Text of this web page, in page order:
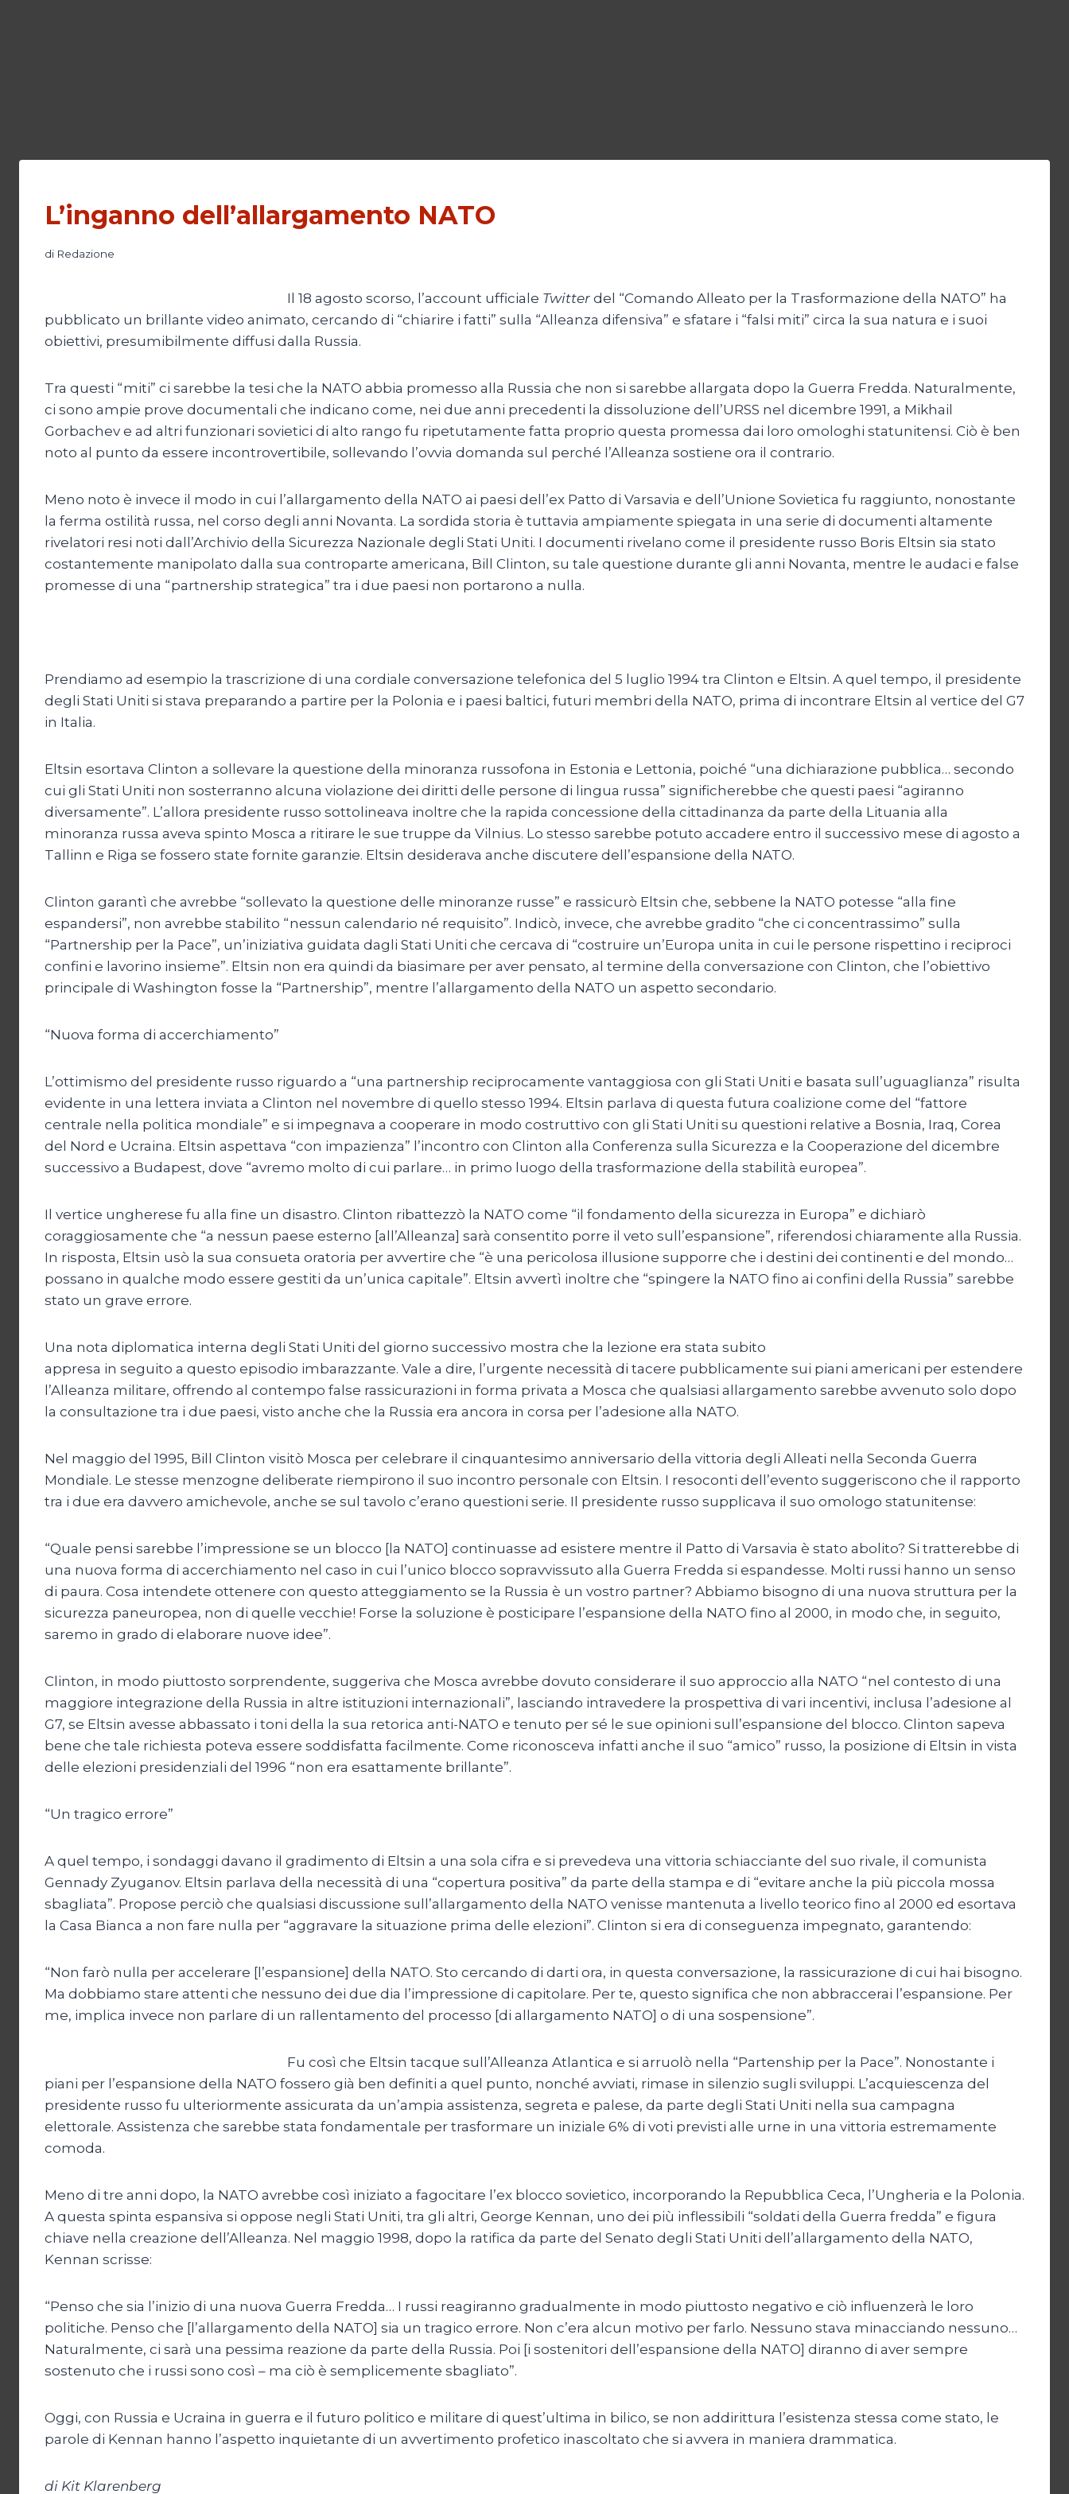
L’inganno dell’allargamento NATO
di Redazione
Il 18 agosto scorso, l’account ufficiale Twitter del “Comando Alleato per la Trasformazione della NATO” ha
pubblicato un brillante video animato, cercando di “chiarire i fatti” sulla “Alleanza difensiva” e sfatare i “falsi miti” circa la sua natura e i suoi
obiettivi, presumibilmente diffusi dalla Russia.
Tra questi “miti” ci sarebbe la tesi che la NATO abbia promesso alla Russia che non si sarebbe allargata dopo la Guerra Fredda. Naturalmente,
ci sono ampie prove documentali che indicano come, nei due anni precedenti la dissoluzione dell’URSS nel dicembre 1991, a Mikhail
Gorbachev e ad altri funzionari sovietici di alto rango fu ripetutamente fatta proprio questa promessa dai loro omologhi statunitensi. Ciò è ben
noto al punto da essere incontrovertibile, sollevando l’ovvia domanda sul perché l’Alleanza sostiene ora il contrario.
Meno noto è invece il modo in cui l’allargamento della NATO ai paesi dell’ex Patto di Varsavia e dell’Unione Sovietica fu raggiunto, nonostante
la ferma ostilità russa, nel corso degli anni Novanta. La sordida storia è tuttavia ampiamente spiegata in una serie di documenti altamente
rivelatori resi noti dall’Archivio della Sicurezza Nazionale degli Stati Uniti. I documenti rivelano come il presidente russo Boris Eltsin sia stato
costantemente manipolato dalla sua controparte americana, Bill Clinton, su tale questione durante gli anni Novanta, mentre le audaci e false
promesse di una “partnership strategica” tra i due paesi non portarono a nulla.
Prendiamo ad esempio la trascrizione di una cordiale conversazione telefonica del 5 luglio 1994 tra Clinton e Eltsin. A quel tempo, il presidente
degli Stati Uniti si stava preparando a partire per la Polonia e i paesi baltici, futuri membri della NATO, prima di incontrare Eltsin al vertice del G7
in Italia.
Eltsin esortava Clinton a sollevare la questione della minoranza russofona in Estonia e Lettonia, poiché “una dichiarazione pubblica… secondo
cui gli Stati Uniti non sosterranno alcuna violazione dei diritti delle persone di lingua russa” significherebbe che questi paesi “agiranno
diversamente”. L’allora presidente russo sottolineava inoltre che la rapida concessione della cittadinanza da parte della Lituania alla
minoranza russa aveva spinto Mosca a ritirare le sue truppe da Vilnius. Lo stesso sarebbe potuto accadere entro il successivo mese di agosto a
Tallinn e Riga se fossero state fornite garanzie. Eltsin desiderava anche discutere dell’espansione della NATO.
Clinton garantì che avrebbe “sollevato la questione delle minoranze russe” e rassicurò Eltsin che, sebbene la NATO potesse “alla fine
espandersi”, non avrebbe stabilito “nessun calendario né requisito”. Indicò, invece, che avrebbe gradito “che ci concentrassimo” sulla
“Partnership per la Pace”, un’iniziativa guidata dagli Stati Uniti che cercava di “costruire un’Europa unita in cui le persone rispettino i reciproci
confini e lavorino insieme”. Eltsin non era quindi da biasimare per aver pensato, al termine della conversazione con Clinton, che l’obiettivo
principale di Washington fosse la “Partnership”, mentre l’allargamento della NATO un aspetto secondario.
“Nuova forma di accerchiamento”
L’ottimismo del presidente russo riguardo a “una partnership reciprocamente vantaggiosa con gli Stati Uniti e basata sull’uguaglianza” risulta
evidente in una lettera inviata a Clinton nel novembre di quello stesso 1994. Eltsin parlava di questa futura coalizione come del “fattore
centrale nella politica mondiale” e si impegnava a cooperare in modo costruttivo con gli Stati Uniti su questioni relative a Bosnia, Iraq, Corea
del Nord e Ucraina. Eltsin aspettava “con impazienza” l’incontro con Clinton alla Conferenza sulla Sicurezza e la Cooperazione del dicembre
successivo a Budapest, dove “avremo molto di cui parlare… in primo luogo della trasformazione della stabilità europea”.
Il vertice ungherese fu alla fine un disastro. Clinton ribattezzò la NATO come “il fondamento della sicurezza in Europa” e dichiarò
coraggiosamente che “a nessun paese esterno [all’Alleanza] sarà consentito porre il veto sull’espansione”, riferendosi chiaramente alla Russia.
In risposta, Eltsin usò la sua consueta oratoria per avvertire che “è una pericolosa illusione supporre che i destini dei continenti e del mondo…
possano in qualche modo essere gestiti da un’unica capitale”. Eltsin avvertì inoltre che “spingere la NATO fino ai confini della Russia” sarebbe
stato un grave errore.
Una nota diplomatica interna degli Stati Uniti del giorno successivo mostra che la lezione era stata subito
appresa in seguito a questo episodio imbarazzante. Vale a dire, l’urgente necessità di tacere pubblicamente sui piani americani per estendere
l’Alleanza militare, offrendo al contempo false rassicurazioni in forma privata a Mosca che qualsiasi allargamento sarebbe avvenuto solo dopo
la consultazione tra i due paesi, visto anche che la Russia era ancora in corsa per l’adesione alla NATO.
Nel maggio del 1995, Bill Clinton visitò Mosca per celebrare il cinquantesimo anniversario della vittoria degli Alleati nella Seconda Guerra
Mondiale. Le stesse menzogne deliberate riempirono il suo incontro personale con Eltsin. I resoconti dell’evento suggeriscono che il rapporto
tra i due era davvero amichevole, anche se sul tavolo c’erano questioni serie. Il presidente russo supplicava il suo omologo statunitense:
“Quale pensi sarebbe l’impressione se un blocco [la NATO] continuasse ad esistere mentre il Patto di Varsavia è stato abolito? Si tratterebbe di
una nuova forma di accerchiamento nel caso in cui l’unico blocco sopravvissuto alla Guerra Fredda si espandesse. Molti russi hanno un senso
di paura. Cosa intendete ottenere con questo atteggiamento se la Russia è un vostro partner? Abbiamo bisogno di una nuova struttura per la
sicurezza paneuropea, non di quelle vecchie! Forse la soluzione è posticipare l’espansione della NATO fino al 2000, in modo che, in seguito,
saremo in grado di elaborare nuove idee”.
Clinton, in modo piuttosto sorprendente, suggeriva che Mosca avrebbe dovuto considerare il suo approccio alla NATO “nel contesto di una
maggiore integrazione della Russia in altre istituzioni internazionali”, lasciando intravedere la prospettiva di vari incentivi, inclusa l’adesione al
G7, se Eltsin avesse abbassato i toni della la sua retorica anti-NATO e tenuto per sé le sue opinioni sull’espansione del blocco. Clinton sapeva
bene che tale richiesta poteva essere soddisfatta facilmente. Come riconosceva infatti anche il suo “amico” russo, la posizione di Eltsin in vista
delle elezioni presidenziali del 1996 “non era esattamente brillante”.
“Un tragico errore”
A quel tempo, i sondaggi davano il gradimento di Eltsin a una sola cifra e si prevedeva una vittoria schiacciante del suo rivale, il comunista
Gennady Zyuganov. Eltsin parlava della necessità di una “copertura positiva” da parte della stampa e di “evitare anche la più piccola mossa
sbagliata”. Propose perciò che qualsiasi discussione sull’allargamento della NATO venisse mantenuta a livello teorico fino al 2000 ed esortava
la Casa Bianca a non fare nulla per “aggravare la situazione prima delle elezioni”. Clinton si era di conseguenza impegnato, garantendo:
“Non farò nulla per accelerare [l’espansione] della NATO. Sto cercando di darti ora, in questa conversazione, la rassicurazione di cui hai bisogno.
Ma dobbiamo stare attenti che nessuno dei due dia l’impressione di capitolare. Per te, questo significa che non abbraccerai l’espansione. Per
me, implica invece non parlare di un rallentamento del processo [di allargamento NATO] o di una sospensione”.
Fu così che Eltsin tacque sull’Alleanza Atlantica e si arruolò nella “Partenship per la Pace”. Nonostante i
piani per l’espansione della NATO fossero già ben definiti a quel punto, nonché avviati, rimase in silenzio sugli sviluppi. L’acquiescenza del
presidente russo fu ulteriormente assicurata da un’ampia assistenza, segreta e palese, da parte degli Stati Uniti nella sua campagna
elettorale. Assistenza che sarebbe stata fondamentale per trasformare un iniziale 6% di voti previsti alle urne in una vittoria estremamente
comoda.
Meno di tre anni dopo, la NATO avrebbe così iniziato a fagocitare l’ex blocco sovietico, incorporando la Repubblica Ceca, l’Ungheria e la Polonia.
A questa spinta espansiva si oppose negli Stati Uniti, tra gli altri, George Kennan, uno dei più inflessibili “soldati della Guerra fredda” e figura
chiave nella creazione dell’Alleanza. Nel maggio 1998, dopo la ratifica da parte del Senato degli Stati Uniti dell’allargamento della NATO,
Kennan scrisse:
“Penso che sia l’inizio di una nuova Guerra Fredda… I russi reagiranno gradualmente in modo piuttosto negativo e ciò influenzerà le loro
politiche. Penso che [l’allargamento della NATO] sia un tragico errore. Non c’era alcun motivo per farlo. Nessuno stava minacciando nessuno…
Naturalmente, ci sarà una pessima reazione da parte della Russia. Poi [i sostenitori dell’espansione della NATO] diranno di aver sempre
sostenuto che i russi sono così – ma ciò è semplicemente sbagliato”.
Oggi, con Russia e Ucraina in guerra e il futuro politico e militare di quest’ultima in bilico, se non addirittura l’esistenza stessa come stato, le
parole di Kennan hanno l’aspetto inquietante di un avvertimento profetico inascoltato che si avvera in maniera drammatica.
di Kit Klarenberg